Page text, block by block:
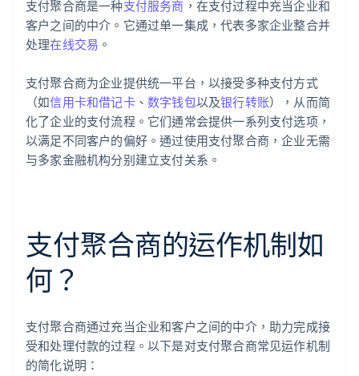
支付聚合商是一种支付服务商 ，在支付过程中充当企业和
客户之间的中介。它通过单一集成，代表多家企业整合并
处理在线交易 。
支付聚合商为企业提供统一平台，以接受多种支付方式
（如信用卡和借记卡、数字钱包以及银行转账），从而简
化了企业的支付流程。它们通常会提供一系列支付选项，
以满足不同客户的偏好。通过使用支付聚合商，企业无需
与多家金融机构分别建立支付关系。
支付聚合商的运作机制如
何？
支付聚合商通过充当企业和客户之间的中介，助力完成接
受和处理付款的过程。以下是对支付聚合商常见运作机制
的简化说明：